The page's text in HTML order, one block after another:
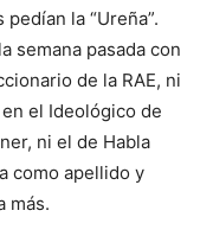
la “Ureña”.
semana pasada con
de la RAE, ni
el Ideológico de
ni el de Habla
como apellido y
más.